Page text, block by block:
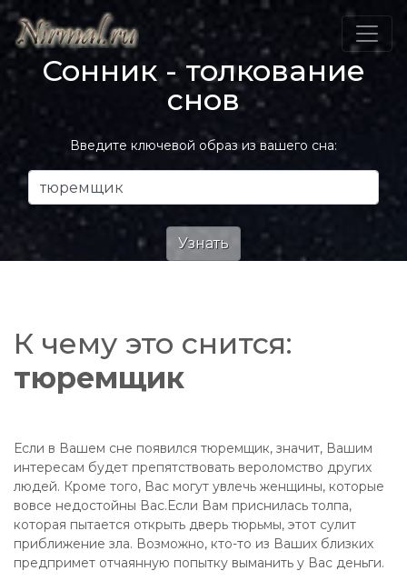
Сонник - толкование
снов
Введите ключевой образ из вашего сна:
К чему это снится:
тюремщик
Если в Вашем сне появился тюремщик, значит, Вашим
интересам будет препятствовать вероломство других
людей. Кроме того, Вас могут увлечь женщины, которые
вовсе недостойны Вас.Если Вам приснилась толпа,
которая пытается открыть дверь тюрьмы, этот сулит
приближение зла. Возможно, кто-то из Ваших близких
предпримет отчаянную попытку выманить у Вас деньги.